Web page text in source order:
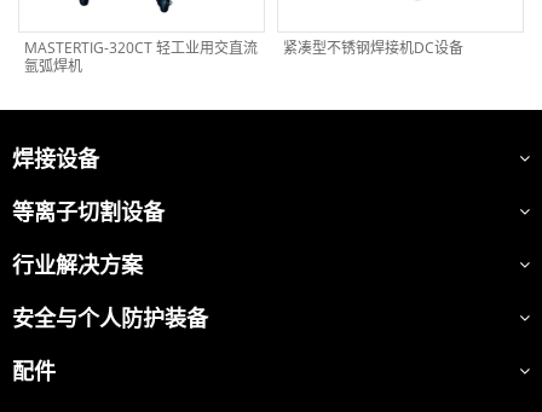
MASTERTIG-320CT 轻工业用交直流
氩弧焊机
紧凑型不锈钢焊接机DC设备
焊接设备
等离子切割设备
行业解决方案
安全与个人防护装备
配件